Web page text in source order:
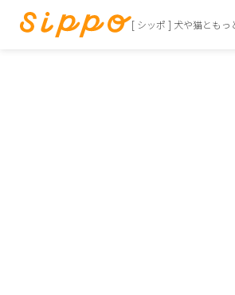
[ シッポ ] 犬や猫ともっ